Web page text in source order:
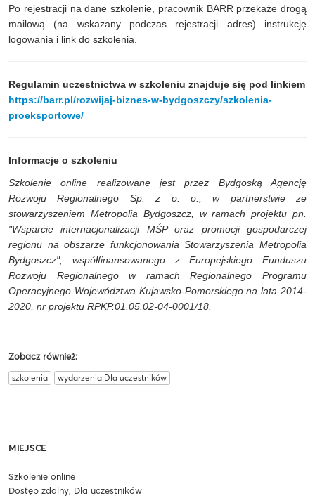
Po rejestracji na dane szkolenie, pracownik BARR przekaże drogą
mailową (na wskazany podczas rejestracji adres) instrukcję
logowania i link do szkolenia.
Regulamin uczestnictwa w szkoleniu znajduje się pod linkiem
https://barr.pl/rozwijaj-biznes-w-bydgoszczy/szkolenia-
proeksportowe/
Informacje o szkoleniu
Szkolenie online realizowane jest przez Bydgoską Agencję
Rozwoju Regionalnego Sp. z o. o., w partnerstwie ze
stowarzyszeniem Metropolia Bydgoszcz, w ramach projektu pn.
"Wsparcie internacjonalizacji MŚP oraz promocji gospodarczej
regionu na obszarze funkcjonowania Stowarzyszenia Metropolia
Bydgoszcz", współfinansowanego z Europejskiego Funduszu
Rozwoju Regionalnego w ramach Regionalnego Programu
Operacyjnego Województwa Kujawsko-Pomorskiego na lata 2014-
2020, nr projektu RPKP.01.05.02-04-0001/18.
Zobacz również:
szkolenia wydarzenia Dla uczestników
MIEJSCE
Szkolenie online
Dostęp zdalny, Dla uczestników